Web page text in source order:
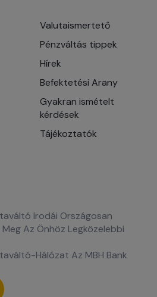
Valutaismertető
Pénzváltás tippek
Hírek
Befektetési Arany
Gyakran ismételt
kérdések
Tájékoztatók
Irodái Országosan
Az Önhöz Legközelebbi
Hálózat Az MBH Bank